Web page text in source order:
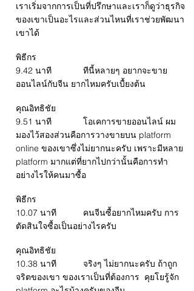
เราเริ่มจากการเป็นที่ปรึกษาและเราก็ดูว่าธุรกิจ
ของเขาเป็นอะไรและส่วนไหนที่เราช่วยพัฒนา
เขาได้
พิธีกร
9.42 นาที ทีนี้หลายๆ อยากจะขาย
ออนไลน์กับจีน ยากไหมครับเบื้ยงต้น
คุณอิทธิชัย
9.51 นาที โอเคการขายออนไลน์ ผม
มองไว้สองส่วนคือการวางขายบน platform
online ของเขาซึ่งไม่ยากนะครับ เพราะมีหลาย
platform มากแต่ที่ยากไปกว่านั้นคือการทำ
อย่างไรให้คนมาซื้อ
พิธีกร
10.07 นาที คนจีนซื้อยากไหมครับ การ
ตัดสินใจซื้อเป็นอย่างไรครับ
คุณอิทธิชัย
10.38 นาที จริงๆ ไม่ยากนะครับ ถ้าถูก
จริตของเขา ของเราเป็นที่ต้องการ คุยโยรู้จัก